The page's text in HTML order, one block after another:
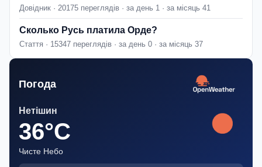
Довідник · 20175 переглядів · за день 1 · за місяць 41
Сколько Русь платила Орде?
Стаття · 15347 переглядів · за день 0 · за місяць 37
Погода
Нетішин
36°C
Чисте Небо